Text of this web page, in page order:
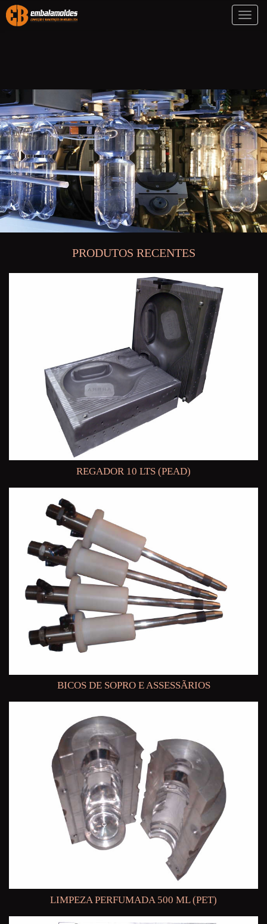
Toggle
PRODUTOS RECENTES
REGADOR 10 LTS (PEAD)
BICOS DE SOPRO E ASSESSÃRIOS
LIMPEZA PERFUMADA 500 ML (PET)